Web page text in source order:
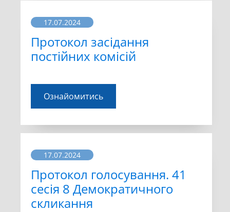
17.07.2024
Протокол засідання
постійних комісій
Ознайомитись
17.07.2024
Протокол голосування. 41
сесія 8 Демократичного
скликання